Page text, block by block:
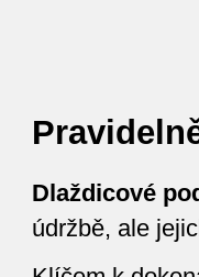
Dlaždicové
údržbě, ale